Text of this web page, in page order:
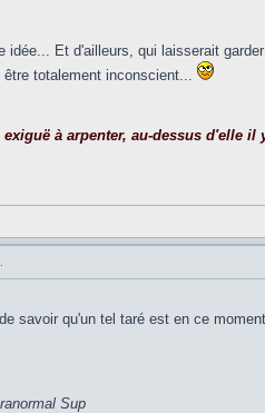
idée... Et d'ailleurs, qui laisserait
totalement inconscient...
à arpenter, au-dessus d'elle
savoir qu'un tel taré est en ce
Sup